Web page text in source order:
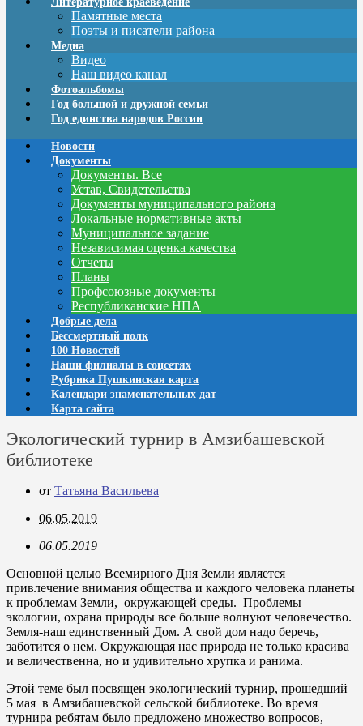
Памятные места
Поэты и писатели района
Медиа
Видео
Наш видео канал
Фотоальбомы
Год большой и дружной семьи
Год единства народов России
Новости
Документы
Документы. Все
Устав, Свидетельства
Документы муниципального района
Локальные нормативные акты
Муниципальное задание
Независимая оценка качества
Отчеты
Планы
Профсоюзные документы
Республиканские НПА
Добрые дела
Бессмертный полк
100 Новостей
Наши филиалы в соцсетях
Рубрика Пушкинская карта
Календари знаменательных дат
Карта сайта
Экологический турнир в Амзибашевской
библиотеке
от Татьяна Васильева
06.05.2019
06.05.2019
Основной целью Всемирного Дня Земли является
привлечение внимания общества и каждого человека планеты
к проблемам Земли, окружающей среды. Проблемы
экологии, охрана природы все больше волнуют человечество.
Земля-наш единственный Дом. А свой дом надо беречь,
заботится о нем. Окружающая нас природа не только красива
и величественна, но и удивительно хрупка и ранима.
Этой теме был посвящен экологический турнир, прошедший
5 мая в Амзибашевской сельской библиотеке. Во время
турнира ребятам было предложено множество вопросов,